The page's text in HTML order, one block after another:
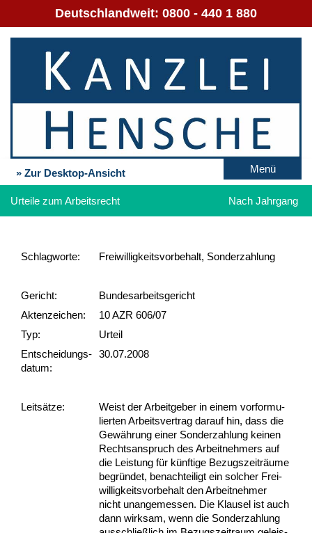
Deutschlandweit: 0800 - 440 1 880
» Zur Desktop-Ansicht Menü
Urteile zum Arbeitsrecht Nach Jahrgang
Schlag­worte: Freiwilligkeitsvorbehalt, Sonderzahlung
Gericht:
Bundesarbeitsgericht
Akten­zeichen:
10 AZR 606/07
Typ:
Urteil
Ent­scheid­ungs­
datum:
30.07.2008
Leit­sätze:
Weist der Ar­beit­ge­ber in ei­nem vor­for­mu­
lier­ten Ar­beits­ver­trag dar­auf hin, dass die
Gewährung ei­ner Son­der­zah­lung kei­nen
Rechts­an­spruch des Ar­beit­neh­mers auf
die Leis­tung für künf­ti­ge Be­zugs­zeiträume
be­gründet, be­nach­tei­ligt ein sol­cher Frei­
wil­lig­keits­vor­be­halt den Ar­beit­neh­mer
nicht un­an­ge­mes­sen. Die Klau­sel ist auch
dann wirk­sam, wenn die Son­der­zah­lung